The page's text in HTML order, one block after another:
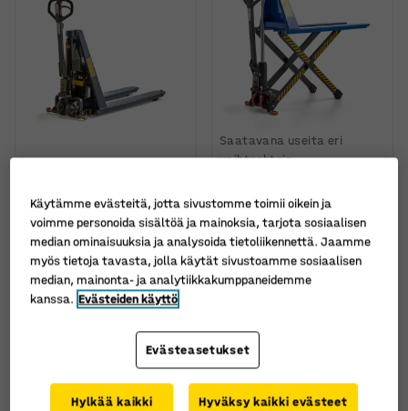
sähkökäyttöinen, 1000
kg, 1190 mm
Tuotenumero:31078
2.175,00 €
Ilman ALV
OSTA
Saatavana useita eri
vaihtoehtoja
helposti pumpattava,
1500 kg, 1150 mm,
sininen
Tuotenumero:31080
866,00 €
Käytämme evästeitä, jotta sivustomme toimii oikein ja
voimme personoida sisältöä ja mainoksia, tarjota sosiaalisen
median ominaisuuksia ja analysoida tietoliikennettä. Jaamme
myös tietoja tavasta, jolla käytät sivustoamme sosiaalisen
median, mainonta- ja analytiikkakumppaneidemme
kanssa. Evästeiden käyttö
Evästeasetukset
Hylkää kaikki Hyväksy kaikki evästeet